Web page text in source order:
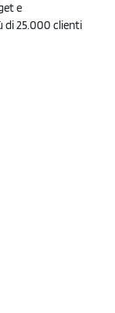
e
di 25.000 clienti